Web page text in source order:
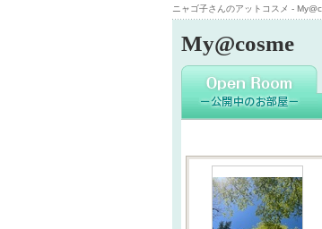
ニャゴ子さんのアットコスメ -
My@cosme